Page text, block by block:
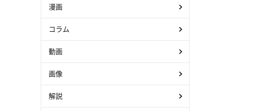
漫画
コラム
動画
画像
解説